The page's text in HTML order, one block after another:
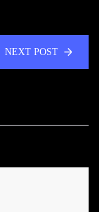
NEXT POST